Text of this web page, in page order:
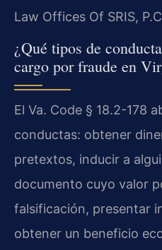
Law Offices Of SRIS,
¿Qué tipos de
cargo por fraude en
El Va. Code § 18.2-178
conductas: obtener
pretextos, inducir a
documento cuyo valor
falsificación, presentar
obtener un beneficio